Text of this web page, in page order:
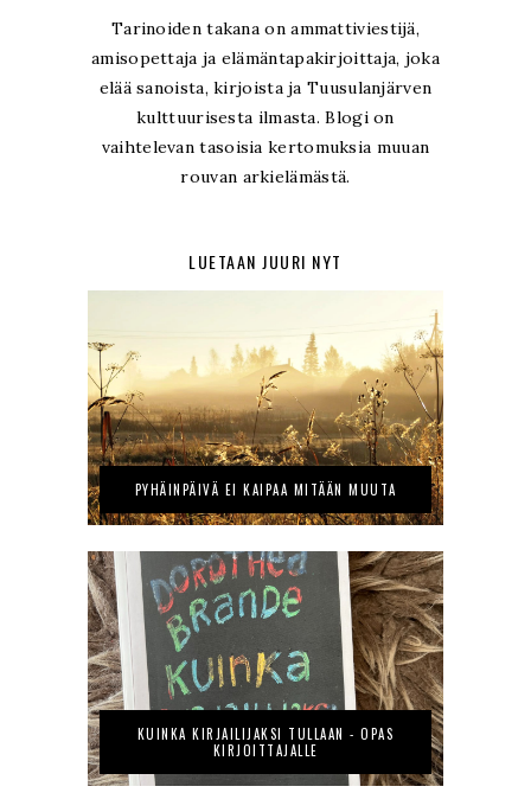
Tarinoiden takana on ammattiviestijä,
amisopettaja ja elämäntapakirjoittaja, joka
elää sanoista, kirjoista ja Tuusulanjärven
kulttuurisesta ilmasta. Blogi on
vaihtelevan tasoisia kertomuksia muuan
rouvan arkielämästä.
LUETAAN JUURI NYT
PYHÄINPÄIVÄ EI KAIPAA MITÄÄN MUUTA
KUINKA KIRJAILIJAKSI TULLAAN - OPAS
KIRJOITTAJALLE